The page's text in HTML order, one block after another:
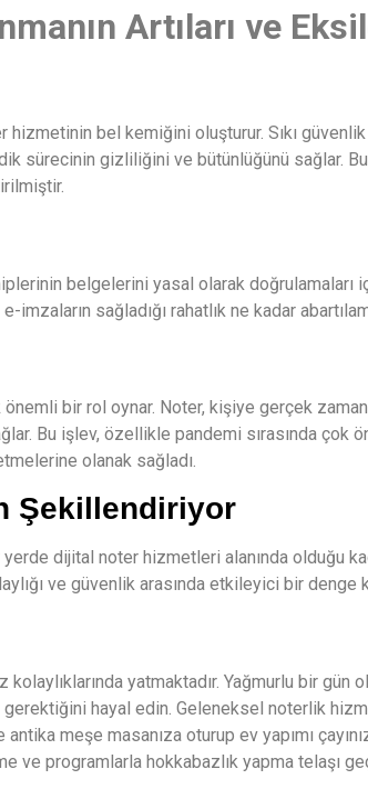
Artıları ve
hizmetinin bel kemiğini oluşturur. Sıkı
sürecinin gizliliğini ve bütünlüğünü sağlar.
belgelerini yasal olarak
sağladığı rahatlık ne kadar
bir rol oynar. Noter, kişiye gerçek
Bu işlev, özellikle pandemi sırasında
olanak sağladı.
Şekillendiriyor
dijital noter hizmetleri alanında olduğu
ve güvenlik arasında etkileyici bir denge
yatmaktadır. Yağmurlu bir gün
hayal edin. Geleneksel noterlik
meşe masanıza oturup ev yapımı
programlarla hokkabazlık yapma telaşı